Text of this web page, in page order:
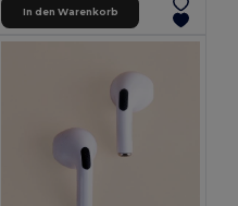
In den Warenkorb